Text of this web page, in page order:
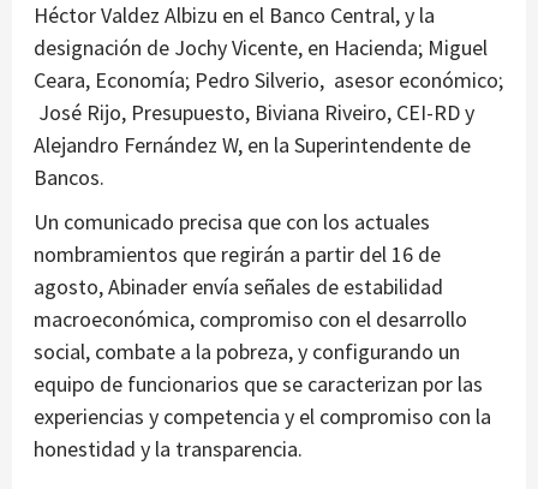
Héctor Valdez Albizu en el Banco Central, y la
designación de Jochy Vicente, en Hacienda; Miguel
Ceara, Economía; Pedro Silverio, asesor económico;
José Rijo, Presupuesto, Biviana Riveiro, CEI-RD y
Alejandro Fernández W, en la Superintendente de
Bancos.
Un comunicado precisa que con los actuales
nombramientos que regirán a partir del 16 de
agosto, Abinader envía señales de estabilidad
macroeconómica, compromiso con el desarrollo
social, combate a la pobreza, y configurando un
equipo de funcionarios que se caracterizan por las
experiencias y competencia y el compromiso con la
honestidad y la transparencia.